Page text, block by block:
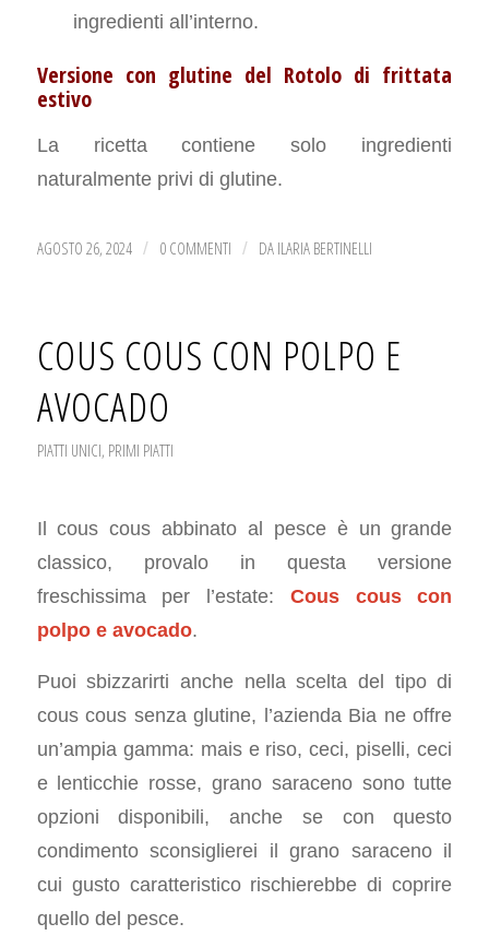
ingredienti all’interno.
Versione con glutine del Rotolo di frittata
estivo
La ricetta contiene solo ingredienti
naturalmente privi di glutine.
AGOSTO 26, 2024 / 0 COMMENTI / DA ILARIA BERTINELLI
COUS COUS CON POLPO E
AVOCADO
PIATTI UNICI, PRIMI PIATTI
Il cous cous abbinato al pesce è un grande
classico, provalo in questa versione
freschissima per l’estate: Cous cous con
polpo e avocado.
Puoi sbizzarirti anche nella scelta del tipo di
cous cous senza glutine, l’azienda Bia ne offre
un’ampia gamma: mais e riso, ceci, piselli, ceci
e lenticchie rosse, grano saraceno sono tutte
opzioni disponibili, anche se con questo
condimento sconsiglierei il grano saraceno il
cui gusto caratteristico rischierebbe di coprire
quello del pesce.